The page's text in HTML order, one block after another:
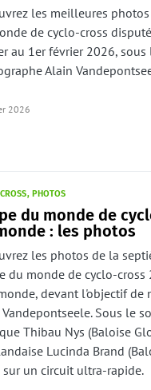
les meilleures
de cyclo-cross
au 1er février 2026,
Alain
2026
PHOTOS
du monde de
: les photos
les photos de la
du monde de cyclo-
devant l'objectif
Sous le
Thibau Nys (Baloise
Lucinda Brand
un circuit ultra-rapide.